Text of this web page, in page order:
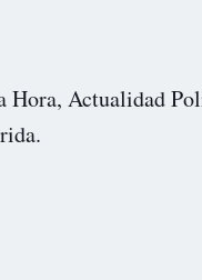
Hora, Actualidad